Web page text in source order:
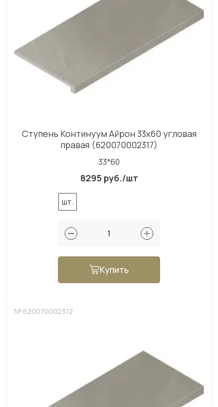
Ступень Континуум Айрон 33x60 угловая
правая (620070002317)
33*60
8295 руб./шт
шт.
Купить
№ 620070002312